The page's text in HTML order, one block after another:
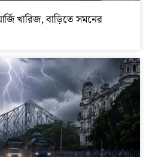
খারিজ, বাড়িতে সমনের